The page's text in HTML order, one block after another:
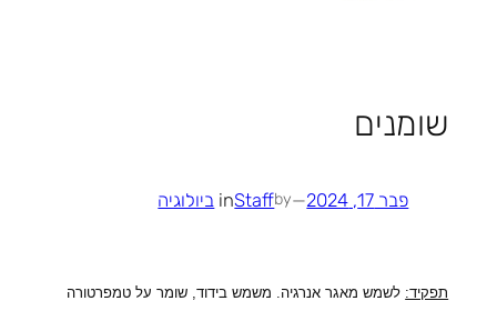
שומנים
פבר 17, 2024 —
by
Staff
in ביולוגיה
תפקיד: לשמש מאגר אנרגיה. משמש בידוד, שומר על טמפרטורה